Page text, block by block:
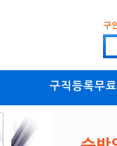
구
구직등록무료